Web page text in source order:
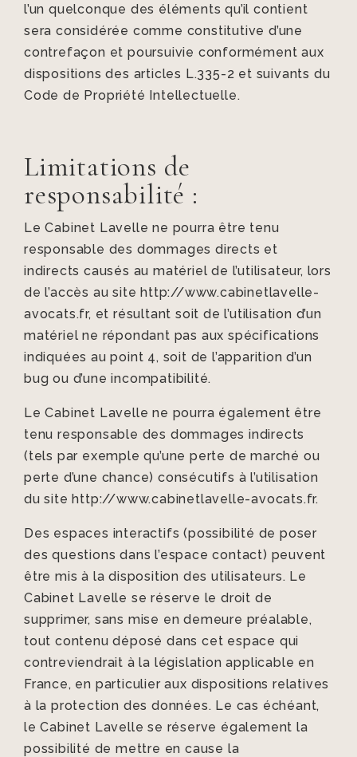
l’un quelconque des éléments qu’il contient
sera considérée comme constitutive d’une
contrefaçon et poursuivie conformément aux
dispositions des articles L.335-2 et suivants du
Code de Propriété Intellectuelle.
Limitations de
responsabilité :
Le Cabinet Lavelle ne pourra être tenu
responsable des dommages directs et
indirects causés au matériel de l’utilisateur, lors
de l’accès au site http://www.cabinetlavelle-
avocats.fr, et résultant soit de l’utilisation d’un
matériel ne répondant pas aux spécifications
indiquées au point 4, soit de l’apparition d’un
bug ou d’une incompatibilité.
Le Cabinet Lavelle ne pourra également être
tenu responsable des dommages indirects
(tels par exemple qu’une perte de marché ou
perte d’une chance) consécutifs à l’utilisation
du site http://www.cabinetlavelle-avocats.fr.
Des espaces interactifs (possibilité de poser
des questions dans l’espace contact) peuvent
être mis à la disposition des utilisateurs. Le
Cabinet Lavelle se réserve le droit de
supprimer, sans mise en demeure préalable,
tout contenu déposé dans cet espace qui
contreviendrait à la législation applicable en
France, en particulier aux dispositions relatives
à la protection des données. Le cas échéant,
le Cabinet Lavelle se réserve également la
possibilité de mettre en cause la